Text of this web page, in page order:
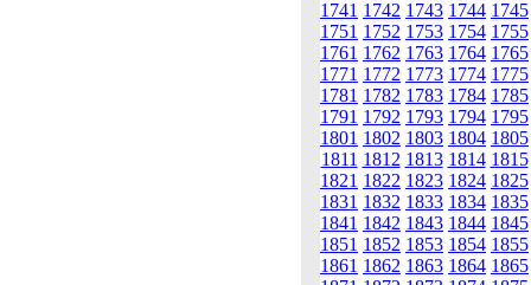
1741 1742 1743 1744 1745
1751 1752 1753 1754 1755
1761 1762 1763 1764 1765
1771 1772 1773 1774 1775
1781 1782 1783 1784 1785
1791 1792 1793 1794 1795
1801 1802 1803 1804 1805
1811 1812 1813 1814 1815
1821 1822 1823 1824 1825
1831 1832 1833 1834 1835
1841 1842 1843 1844 1845
1851 1852 1853 1854 1855
1861 1862 1863 1864 1865